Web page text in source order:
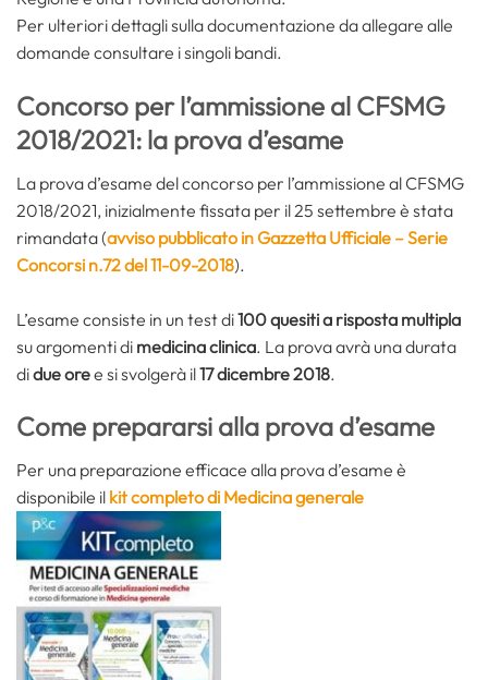
Per ulteriori dettagli sulla documentazione da allegare alle
domande consultare i singoli bandi.
Concorso per l’ammissione al CFSMG
2018/2021: la prova d’esame
La prova d’esame del concorso per l’ammissione al CFSMG
2018/2021, inizialmente fissata per il 25 settembre è stata
rimandata (avviso pubblicato in Gazzetta Ufficiale – Serie
Concorsi n.72 del 11-09-2018).
L’esame consiste in un test di100 quesiti a risposta multipla
su argomenti di medicina clinica. La prova avrà una durata
didue oree si svolgerà il17 dicembre 2018.
Come prepararsi alla prova d’esame
Per una preparazione efficace alla prova d’esame è
disponibile il kit completo di Medicina generale